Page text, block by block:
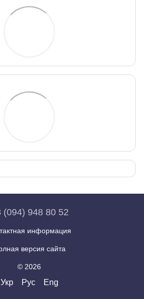
(094) 948 80 52
информация
версия сайта
© 2026
Укр Рус Eng